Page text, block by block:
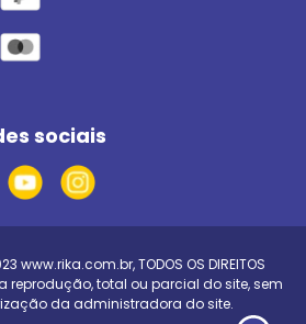
sociais
www.rika.com.br, TODOS OS DIREITOS
a reprodução, total ou parcial do site, sem
da administradora do site.